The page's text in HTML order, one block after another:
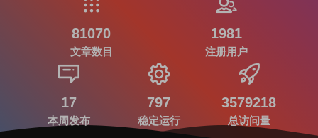
81070
文章数目
1981
注册用户
17
本周发布
797
稳定运行
3579218
总访问量